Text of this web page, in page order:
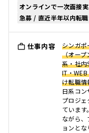
オンラインで一次面接
急募 / 直近半年以内転職
仕事内容
シンガポ
（オー
系・社
IT・
け転職情
日系コ
プロジ
ていま
ながら
ョンと